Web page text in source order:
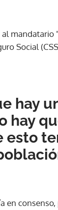
al mandatario
Social
hay
hay
esto